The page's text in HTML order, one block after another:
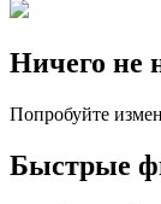
Ничего не
Попробуйте
Быстрые